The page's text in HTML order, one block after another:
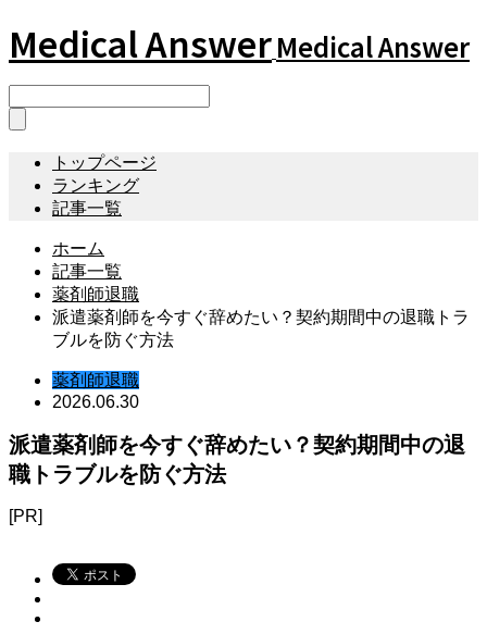
Medical AnswerMedical Answer
トップページ
ランキング
記事一覧
ホーム
記事一覧
薬剤師退職
派遣薬剤師を今すぐ辞めたい？契約期間中の退職トラ
ブルを防ぐ方法
薬剤師退職
2026.06.30
派遣薬剤師を今すぐ辞めたい？契約期間中の退
職トラブルを防ぐ方法
[PR]